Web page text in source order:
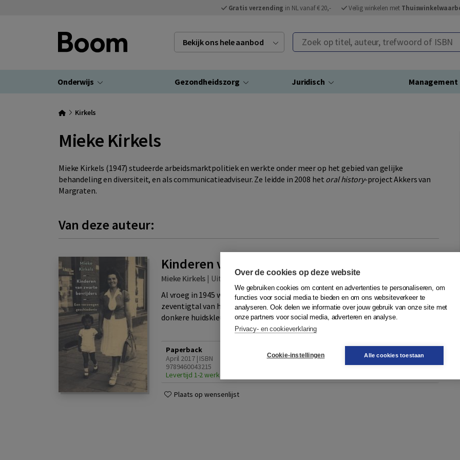
Gratis verzending in NL vanaf € 20,- Veilig winkelen met
Bekijk ons hele aanbod Zoek op titel, auteur, trefwoord of ISBN
Onderwijs Gezondheidszorg Juridisch Management
Kirkels
Mieke Kirkels
Mieke Kirkels (1947) studeerde arbeidsmarktpolitiek en werkte onder meer op het gebied van gelijke
behandeling en diversiteit, en als communicatieadviseur. Ze leidde in 2008 het oral history-project Akkers van
Margraten.
Van deze auteur:
Kinderen van zwarte bevrijders
Mieke Kirkels | Uitgeverij Vantilt
Al vroeg in 1945 worden in Limburg de eerste bevrijdingskinderen geboren. Een
zeventigtal van hen is duidelijk herkenbaar als ‘Amerikaantjes’ – ze hebben een
donkere huidskleur en hun biologische v...Meer
Paperback
April 2017 | ISBN
9789460043215
Levertijd 1-2 werkdagen
15,00 Quantity
Plaats op wensenlijst
Over de cookies op deze website
We gebruiken cookies om content en advertenties te personaliseren, om
functies voor social media te bieden en om ons websiteverkeer te
analyseren. Ook delen we informatie over jouw gebruik van onze site met
onze partners voor social media, adverteren en analyse.
Privacy- en cookieverklaring
Cookie-instellingen Alle cookies toestaan